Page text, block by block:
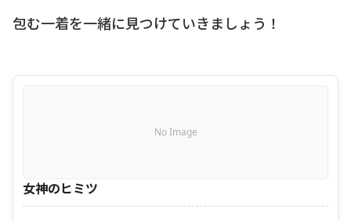
包む一着を一緒に見つけていきましょう！
No Image
女神のヒミツ